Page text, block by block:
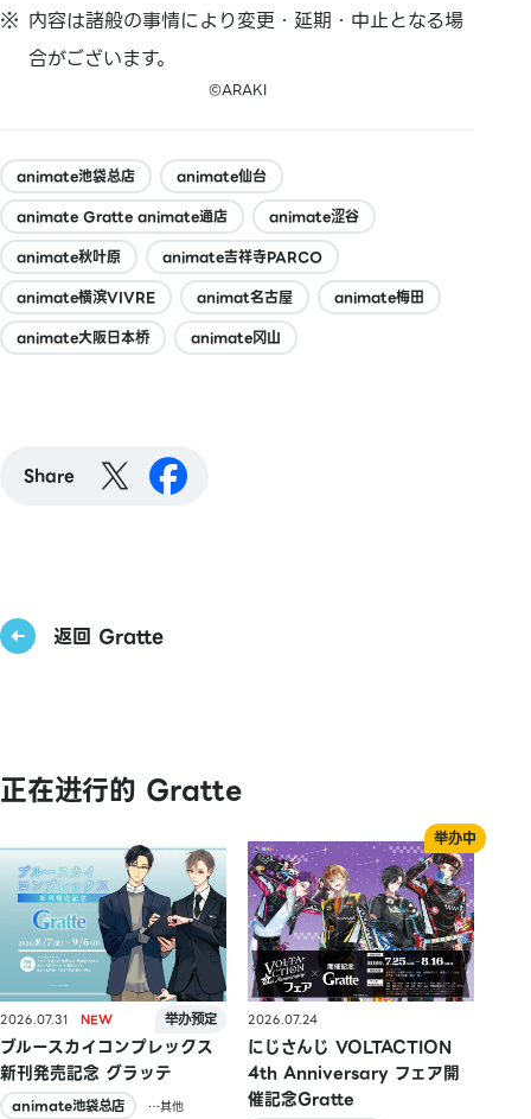
内容は諸般の事情により変更・延期・中止となる場
合がございます。
©ARAKI
animate池袋总店
animate仙台
animate Gratte animate通店
animate涩谷
animate秋叶原
animate吉祥寺PARCO
animate横滨VIVRE
animat名古屋
animate梅田
animate大阪日本桥
animate冈山
Share
返回 Gratte
正在进行的 Gratte
2026.07.31
ブルースカイコンプレックス
新刊発売記念 グラッテ
animate池袋总店
…其他
2026.07.24
にじさんじ VOLTACTION
4th Anniversary フェア開
催記念Gratte